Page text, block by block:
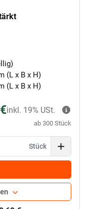
(L x B x H)
(L x B x H)
ab 300 Stück
inkl. 19% USt.
Stück